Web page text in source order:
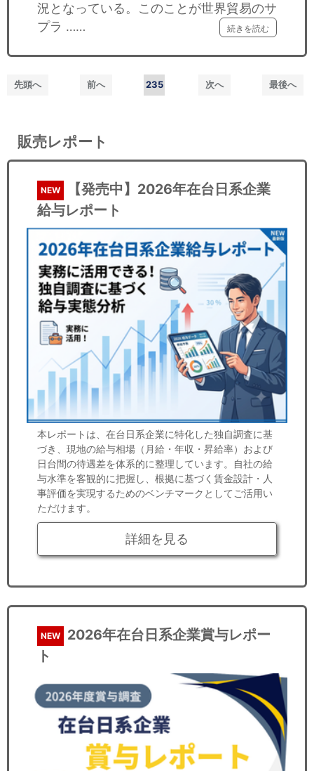
況となっている。このことが世界貿易のサ
プラ ……
続きを読む
先頭へ 前へ 235 次へ 最後へ
販売レポート
NEW
【発売中】2026年在台日系企業
給与レポート
本レポートは、在台日系企業に特化した独自調査に基
づき、現地の給与相場（月給・年収・昇給率）および
日台間の待遇差を体系的に整理しています。自社の給
与水準を客観的に把握し、根拠に基づく賃金設計・人
事評価を実現するためのベンチマークとしてご活用い
ただけます。
詳細を見る
NEW
2026年在台日系企業賞与レポー
ト